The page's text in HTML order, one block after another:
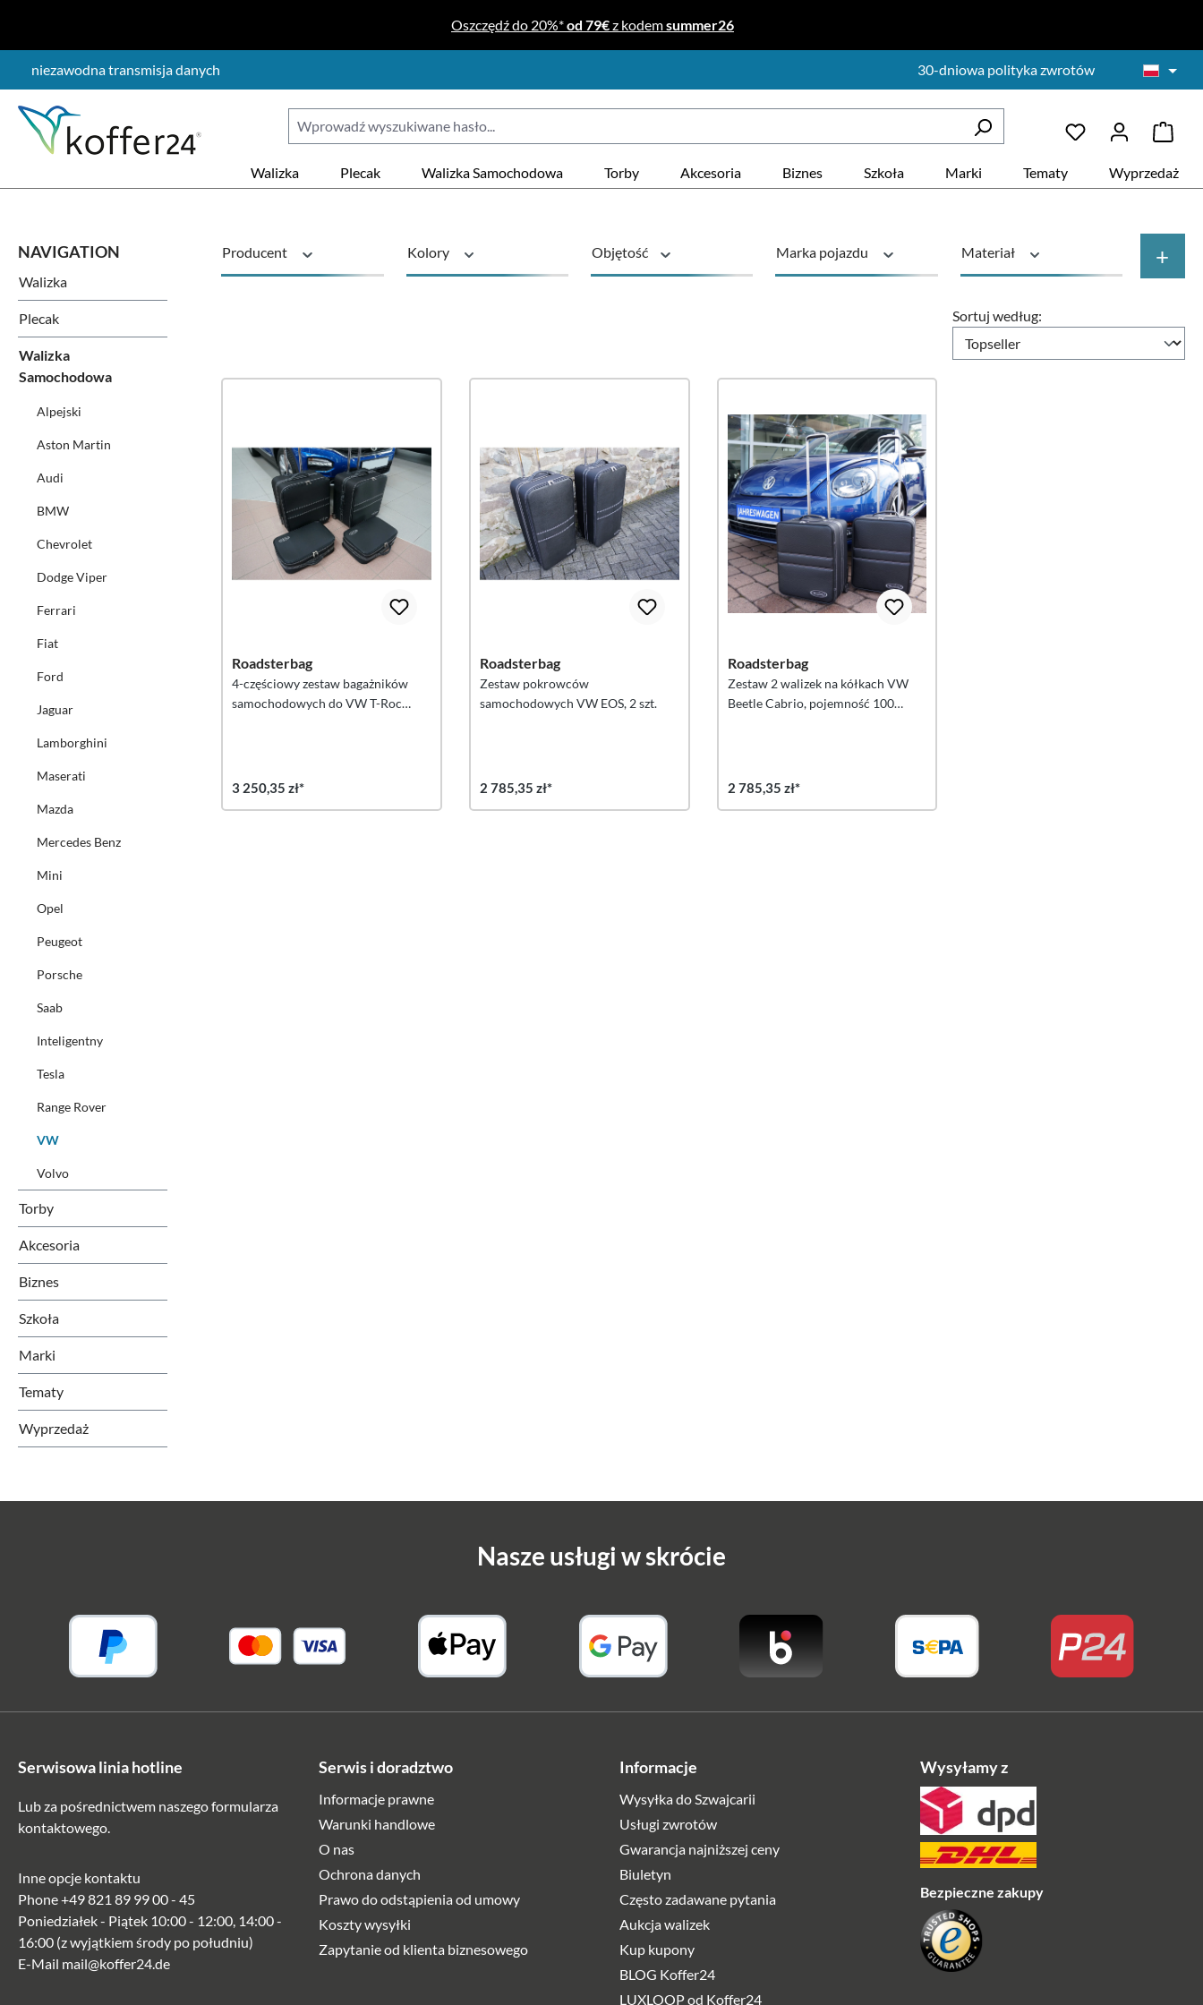
Oszczędź do 20%*od 79€z kodemsummer26
niezawodna transmisja danych 30-dniowa polityka zwrotów
Walizka Plecak Walizka Samochodowa Torby Akcesoria Biznes Szkoła Marki Tematy Wyprzedaż
Walizka
Plecak
Walizka
Samochodowa
Alpejski
Aston Martin
Audi
BMW
Chevrolet
Dodge Viper
Ferrari
Fiat
Ford
Jaguar
Lamborghini
Maserati
Mazda
Mercedes Benz
Mini
Opel
Peugeot
Porsche
Saab
Inteligentny
Tesla
Range Rover
VW
Volvo
Torby
Akcesoria
Biznes
Szkoła
Marki
Tematy
Wyprzedaż
Producent Kolory Objętość Marka pojazdu Materiał +
Sortuj według:
Roadsterbag
4-częściowy zestaw bagażników
samochodowych do VW T-Roc
3 250,35 zł*
Roadsterbag
Zestaw pokrowców
samochodowych VW EOS, 2 szt.
2 785,35 zł*
Roadsterbag
Zestaw 2 walizek na kółkach VW
Beetle Cabrio, pojemność 100
2 785,35 zł*
Nasze usługi w skrócie
Serwisowa linia hotline
Lub za pośrednictwem naszegoformularza
kontaktowego.
Inne opcje kontaktu
Phone+49 821 89 99 00 - 45
Poniedziałek - Piątek 10:00 - 12:00, 14:00 -
16:00 (z wyjątkiem środy po południu)
E-Mail mail@koffer24.de
Serwis i doradztwo
Informacje prawne
Warunki handlowe
O nas
Ochrona danych
Prawo do odstąpienia od umowy
Koszty wysyłki
Zapytanie od klienta biznesowego
Informacje
Wysyłka do Szwajcarii
Usługi zwrotów
Gwarancja najniższej ceny
Biuletyn
Często zadawane pytania
Aukcja walizek
Kup kupony
BLOG Koffer24
LUXLOOP od Koffer24
Wysyłamy z
Bezpieczne zakupy